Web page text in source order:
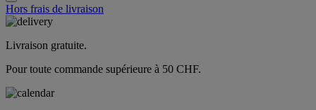
Hors frais de livraison
Livraison gratuite.
Pour toute commande supérieure à 50 CHF.